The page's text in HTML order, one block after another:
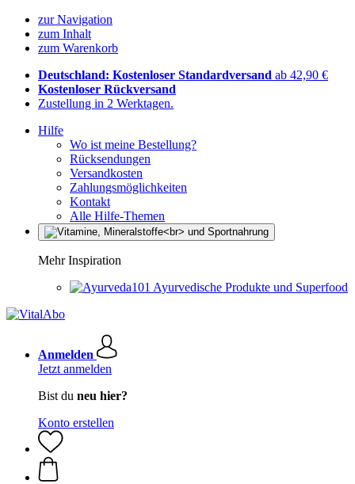
zur Navigation
zum Inhalt
zum Warenkorb
Deutschland: Kostenloser Standardversand ab 42,90 €
Kostenloser Rückversand
Zustellung in 2 Werktagen.
Hilfe
Wo ist meine Bestellung?
Rücksendungen
Versandkosten
Zahlungsmöglichkeiten
Kontakt
Alle Hilfe-Themen
Mehr Inspiration
Ayurvedische Produkte und Superfood
Anmelden
Jetzt anmelden
Bist du neu hier?
Konto erstellen